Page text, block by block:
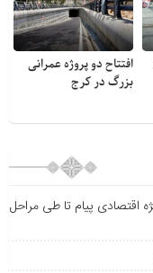
افتتاح دو پروژه عمرانی
بزرگ در کرج
اقتصادی پیام تا طی مراحل